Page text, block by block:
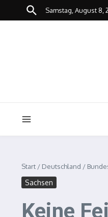
Zum Inhalt springen
Samstag, August 8,
Start / Deutschland /
Sachsen
Keine